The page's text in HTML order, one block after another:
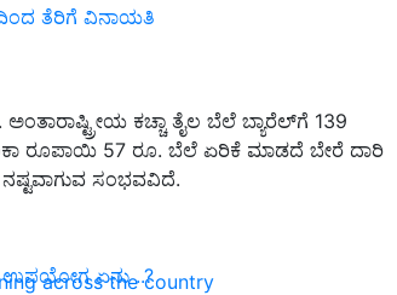
across the country
ತೆರಿಗೆ ವಿನಾಯತಿ
ಕಚ್ಚಾ ತೈಲ ಬೆಲೆ ಬ್ಯಾರೆಲ್‌ಗೆ 139
ರೂಪಾಯಿ 57 ರೂ. ಬೆಲೆ ಏರಿಕೆ ಮಾಡದೆ ಬೇರೆ ದಾರಿ
ಸಂಭವವಿದೆ.
ಉಪಯೋಗ ಏನು ..?